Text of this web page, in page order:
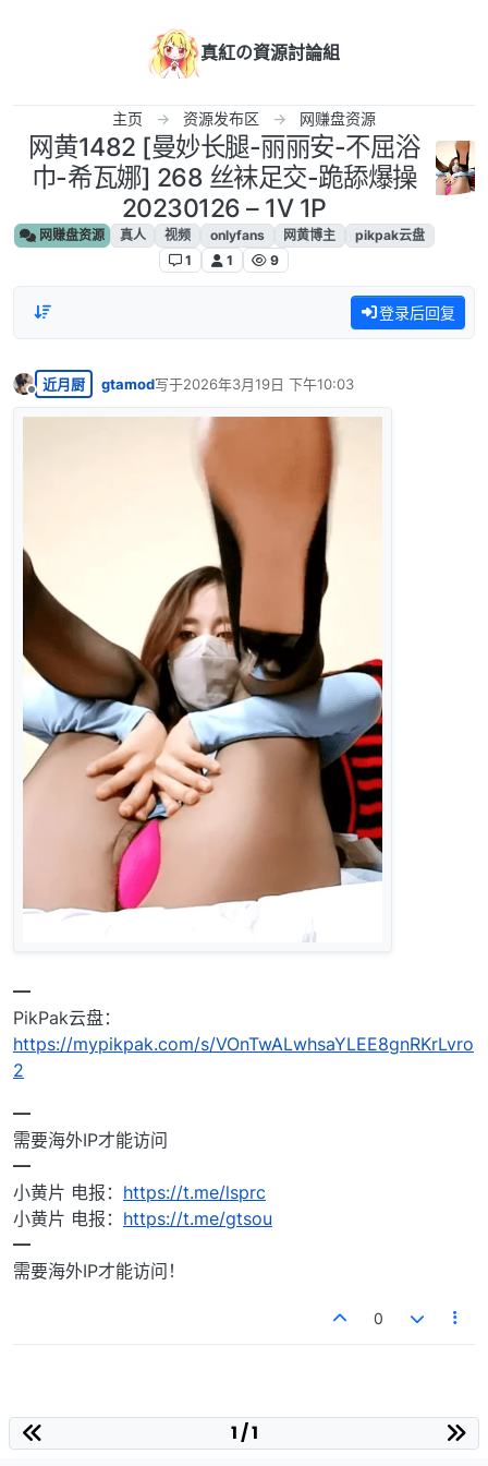
真紅の資源討論組
主页 资源发布区 网赚盘资源
网黄1482 [曼妙长腿-丽丽安-不屈浴
巾-希瓦娜] 268 丝袜足交-跪舔爆操
20230126 – 1V 1P
网赚盘资源 真人 视频 onlyfans 网黄博主
pikpak云盘
1
1 9
登录后回复
离线
近月厨 gtamod写于2026年3月19日 下午10:03
最后由 编辑
━
PikPak云盘：
https://mypikpak.com/s/VOnTwALwhsaYLEE8gnRKrLvro
2
━
需要海外IP才能访问
━
小黄片 电报： https://t.me/lsprc
小黄片 电报： https://t.me/gtsou
━
需要海外IP才能访问！
0
1 / 1